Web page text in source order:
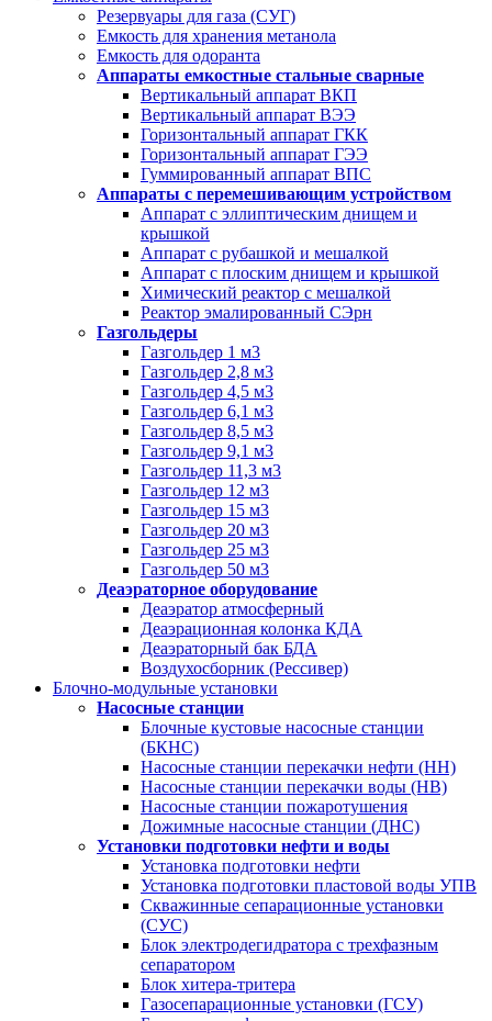
Резервуары для газа (СУГ)
Емкость для хранения метанола
Емкость для одоранта
Аппараты емкостные стальные сварные
Вертикальный аппарат ВКП
Вертикальный аппарат ВЭЭ
Горизонтальный аппарат ГКК
Горизонтальный аппарат ГЭЭ
Гуммированный аппарат ВПС
Аппараты с перемешивающим устройством
Аппарат с эллиптическим днищем и
крышкой
Аппарат с рубашкой и мешалкой
Аппарат с плоским днищем и крышкой
Химический реактор с мешалкой
Реактор эмалированный СЭрн
Газгольдеры
Газгольдер 1 м3
Газгольдер 2,8 м3
Газгольдер 4,5 м3
Газгольдер 6,1 м3
Газгольдер 8,5 м3
Газгольдер 9,1 м3
Газгольдер 11,3 м3
Газгольдер 12 м3
Газгольдер 15 м3
Газгольдер 20 м3
Газгольдер 25 м3
Газгольдер 50 м3
Деаэраторное оборудование
Деаэратор атмосферный
Деаэрационная колонка КДА
Деаэраторный бак БДА
Воздухосборник (Рессивер)
Блочно-модульные установки
Насосные станции
Блочные кустовые насосные станции
(БКНС)
Насосные станции перекачки нефти (НН)
Насосные станции перекачки воды (НВ)
Насосные станции пожаротушения
Дожимные насосные станции (ДНС)
Установки подготовки нефти и воды
Установка подготовки нефти
Установка подготовки пластовой воды УПВ
Скважинные сепарационные установки
(СУС)
Блок электродегидратора с трехфазным
сепаратором
Блок хитера-тритера
Газосепарационные установки (ГСУ)